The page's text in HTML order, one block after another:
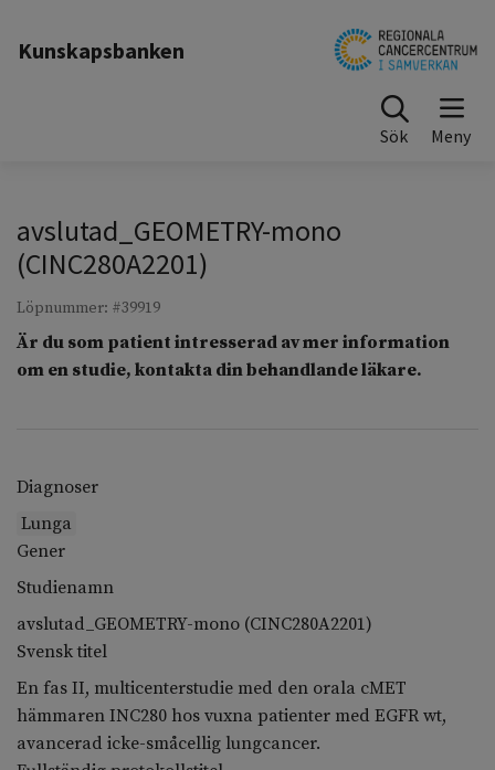
Kunskapsbanken
Sök
avslutad_GEOMETRY-mono
(CINC280A2201)
Löpnummer: #39919
Är du som patient intresserad av mer information
om en studie, kontakta din behandlande läkare.
Diagnoser
Lunga
Gener
Studienamn
avslutad_GEOMETRY-mono (CINC280A2201)
Svensk titel
En fas II, multicenterstudie med den orala cMET
hämmaren INC280 hos vuxna patienter med EGFR wt,
avancerad icke-småcellig lungcancer.